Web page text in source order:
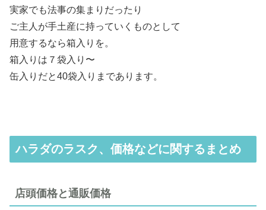
実家でも法事の集まりだったり
ご主人が手土産に持っていくものとして
用意するなら箱入りを。
箱入りは７袋入り〜
缶入りだと40袋入りまであります。
ハラダのラスク、価格などに関するまとめ
店頭価格と通販価格